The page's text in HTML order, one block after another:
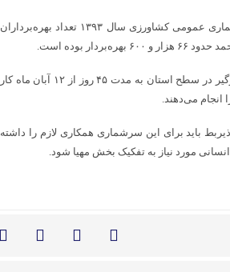
شاهینی تاکید کرد: طبق سرشماری عمومی کشاورزی سال ۱۳۹۳ تعداد بهره‌برداران
بوده است.
به گفته وی امسال ۶۵ نفر آمارگیر در سطح استان به مدت ۴۵ روز از ۱۲ آبان ماه کار
می‌دهند.
باید برای این سرشماری همکاری لازم را داشته
مورد نیاز به تفکیک بخش مهیا شود.